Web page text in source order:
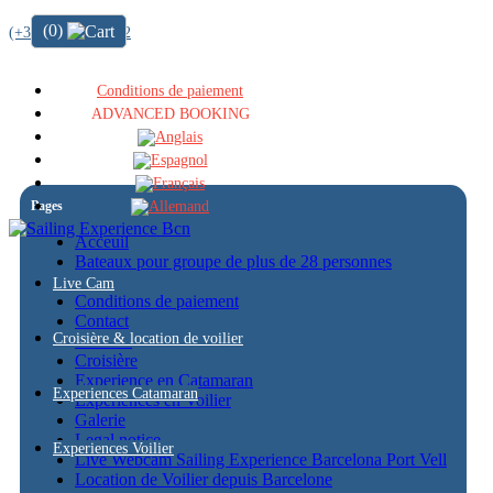
Conditions de paiement
ADVANCED BOOKING
(0)
(+34) 722 64 51 72
Live Cam
Croisière & location de voilier
Experiences Catamaran
Experiences Voilier
Pages
Acceuil
Bateaux pour groupe de plus de 28 personnes
Blog
Conditions de paiement
Contact
Cookies
Croisière
Experience en Catamaran
Experiences en Voilier
Galerie
Legal notice
Live Webcam Sailing Experience Barcelona Port Vell
Location de Voilier depuis Barcelone